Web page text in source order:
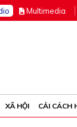
Multimedia
XÃ HỘI CẢI CÁCH